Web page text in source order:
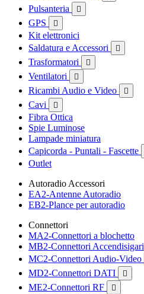
Pulsanteria 
GPS 
Kit elettronici
Saldatura e Accessori

Trasformatori 
Ventilatori 
Ricambi Audio e Video 
Cavi 
Fibra Ottica
Spie Luminose
Lampade miniatura
Capicorda - Puntali - Fascette
Outlet
Autoradio Accessori
EA2-Antenne Autoradio
EB2-Plance per autoradio
Connettori
MA2-Connettori a blochetto
MB2-Connettori Accendisigari
MC2-Connettori Audio-Video
MD2-Connettori DATI 
ME2-Connettori RF 